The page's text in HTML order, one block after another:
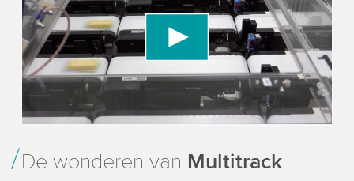
We use a third party service to embed video
content that may collect data about your activity.
Please review the details and accept the service
to watch this video.
Accept More information
De wonderen van Multitrack